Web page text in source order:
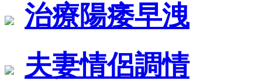
治療陽痿早洩
夫妻情侶調情